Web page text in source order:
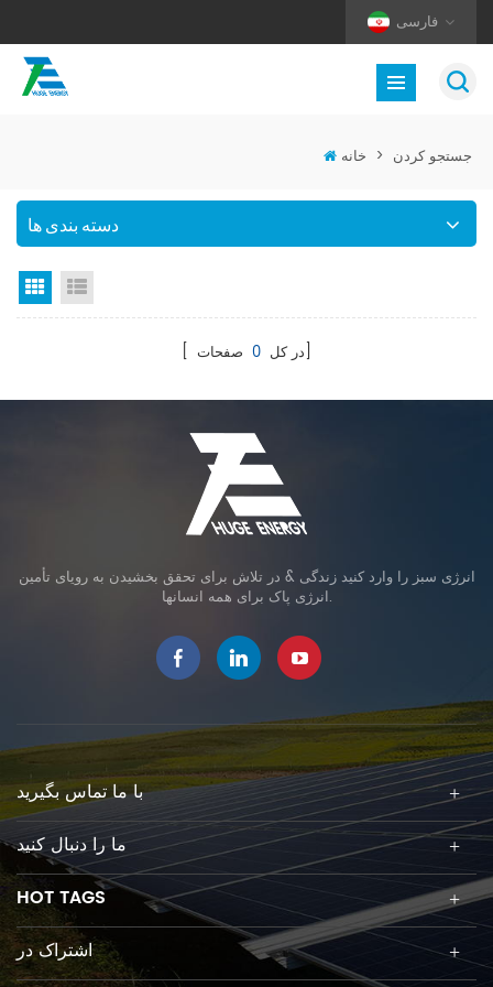
فارسی
خانه > جستجو کردن
دسته بندی ها
نمای گرید
[ در کل 0 صفحات]
انرژی سبز را وارد کنید زندگی & در تلاش برای تحقق بخشیدن به رویای تأمین
انرژی پاک برای همه انسانها.
با ما تماس بگیرید
ما را دنبال کنید
HOT TAGS
اشتراک در